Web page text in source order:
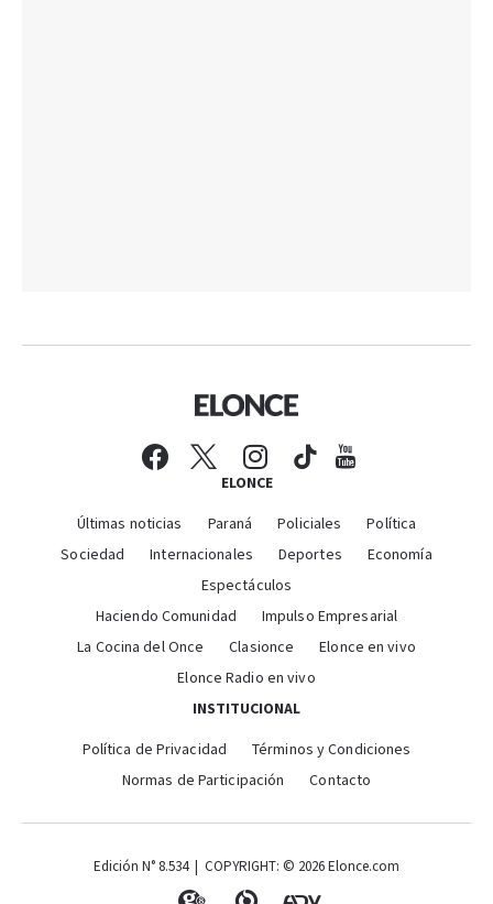
ELONCE
Últimas noticias Paraná Policiales
Política
Sociedad
Internacionales Deportes
Economía
Espectáculos
Haciendo Comunidad
Impulso Empresarial
La Cocina del Once
Clasionce
Elonce en vivo
Elonce Radio en vivo
INSTITUCIONAL
Política de Privacidad
Términos y Condiciones
Normas de Participación
Contacto
Edición N° 8.534 | COPYRIGHT: © 2026 Elonce.com